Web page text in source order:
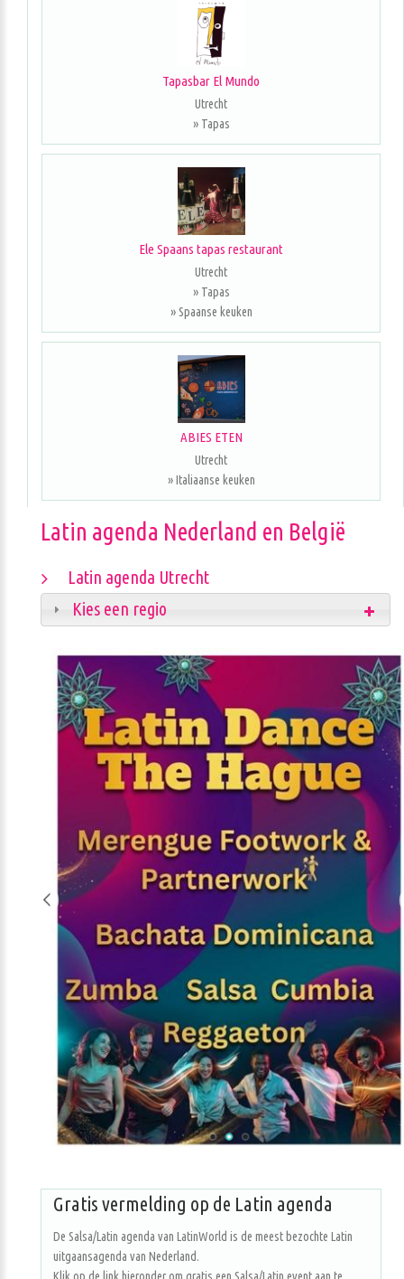
Tapasbar El Mundo
Utrecht
» Tapas
Ele Spaans tapas restaurant
Utrecht
» Tapas
» Spaanse keuken
ABIES ETEN
Utrecht
» Italiaanse keuken
Latin agenda Nederland en België
Latin agenda Utrecht
Kies een regio
Gratis vermelding op de Latin agenda
De Salsa/Latin agenda van LatinWorld is de meest bezochte Latin
uitgaansagenda van Nederland.